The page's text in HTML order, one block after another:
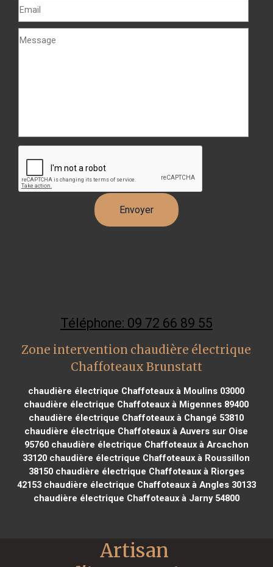
Téléphone: 09 72 66 89 55
Zone intervention chaudière électrique
Chaffoteaux Brunstatt
chaudière électrique Chaffoteaux à Moulins 03000
chaudière électrique Chaffoteaux à Migennes 89400
chaudière électrique Chaffoteaux à Changé 53810
chaudière électrique Chaffoteaux à Auvers sur Oise
95760chaudière électrique Chaffoteaux à Arcachon
33120 chaudière électrique Chaffoteaux à Roussillon
38150chaudière électrique Chaffoteaux à Riorges
42153chaudière électrique Chaffoteaux à Angles 30133
chaudière électrique Chaffoteaux à Jarny 54800
Artisan